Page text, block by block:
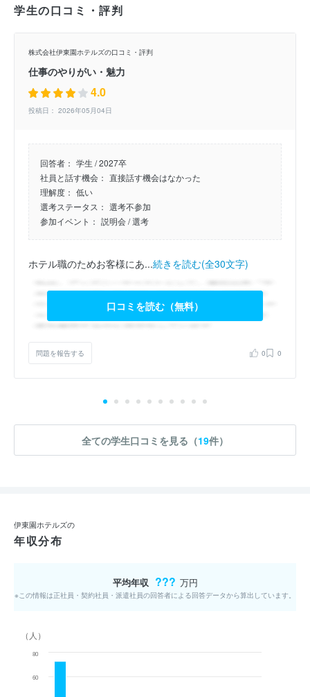
学生の口コミ・評判
株式会社伊東園ホテルズの口コミ・評判
仕事のやりがい・魅力
4.0
投稿日： 2026年05月04日
回答者： 学生 / 2027卒
社員と話す機会： 直接話す機会はなかった
理解度： 低い
選考ステータス： 選考不参加
参加イベント： 説明会/ 選考
ホテル職のためお客様にあ...続きを読む(全30文字)
口コミを読む（無料）
問題を報告する 0 0
全ての学生口コミを見る（19件）
伊東園ホテルズの
年収分布
平均年収 ??? 万円
※この情報は正社員・契約社員・派遣社員の回答者による回答データから算出しています。
（人）
60
80